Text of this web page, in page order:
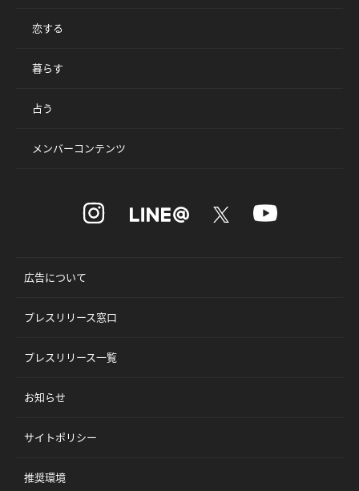
恋する
暮らす
占う
メンバーコンテンツ
広告について
プレスリリース窓口
プレスリリース一覧
お知らせ
サイトポリシー
推奨環境